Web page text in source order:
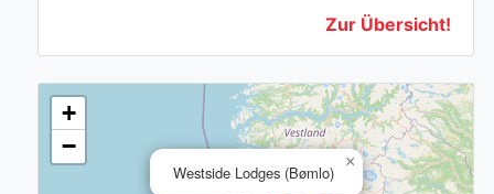
Zur Übersicht!
Westside Lodges (Bømlo)
×
+
−